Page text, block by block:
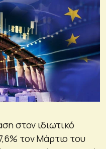
στον ιδιωτικό
τον Μάρτιο του